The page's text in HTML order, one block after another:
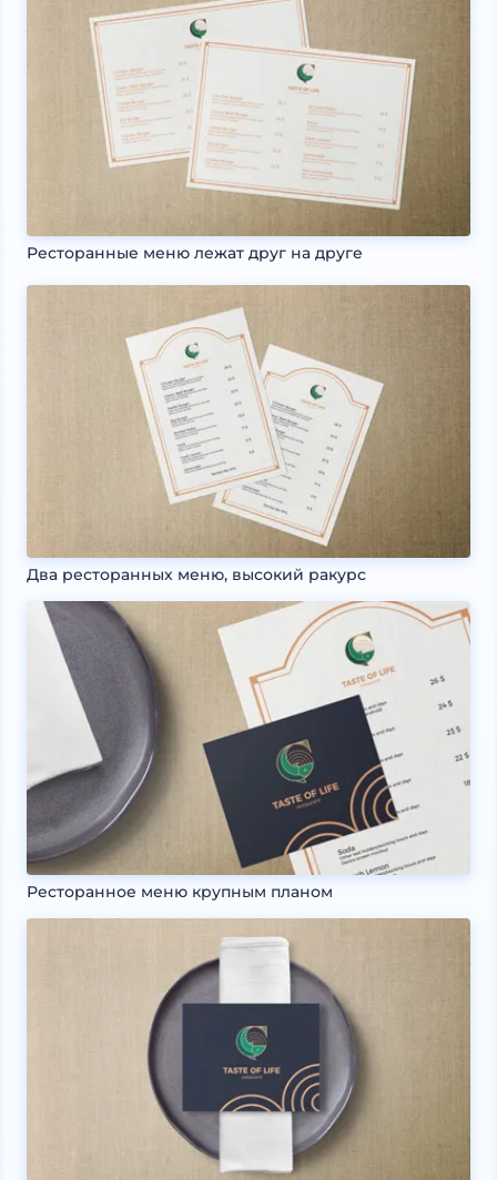
Ресторанные меню лежат друг на друге
Два ресторанных меню, высокий ракурс
Ресторанное меню крупным планом